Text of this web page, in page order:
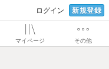
ログイン 新規登録
マイページ その他